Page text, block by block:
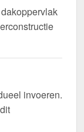
invoeren.